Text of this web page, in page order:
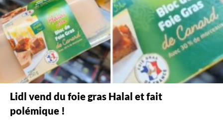
Lidl vend du foie gras Halal et fait
polémique !